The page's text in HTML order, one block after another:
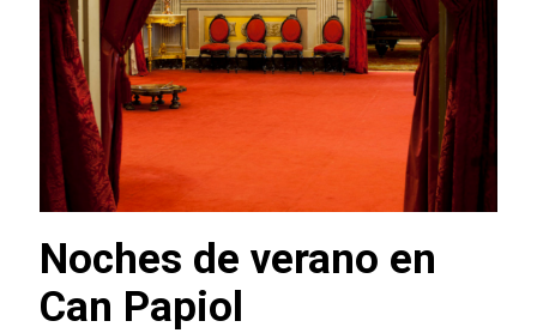
Noches de verano en
Can Papiol